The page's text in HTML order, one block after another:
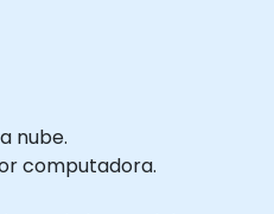
nube.
computadora.